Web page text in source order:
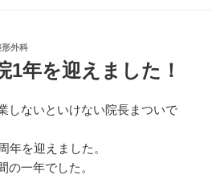
形外科
1年を迎えました！
しないといけない院長まついで
年を迎えました。
の一年でした。